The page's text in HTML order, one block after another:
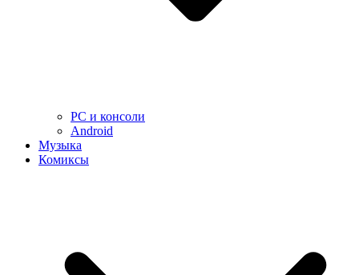
PC и консоли
Android
Музыка
Комиксы